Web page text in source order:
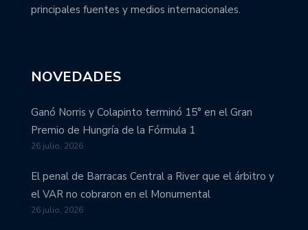
principales fuentes y medios internacionales.
NOVEDADES
Ganó Norris y Colapinto terminó 15° en el Gran
Premio de Hungría de la Fórmula 1
26 julio, 2026
El penal de Barracas Central a River que el árbitro y
el VAR no cobraron en el Monumental
26 julio, 2026